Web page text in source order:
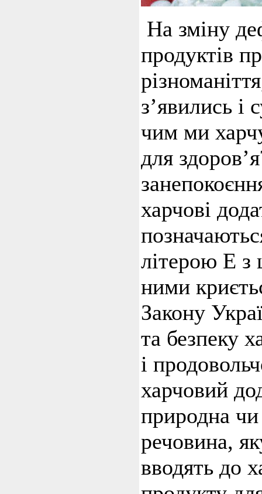
На зміну
продуктів
з’явились і
чим ми
для
харчові
літерою Е
ними
Закону
та безпеку
і
харчовий
природна
речовина,
вводять до